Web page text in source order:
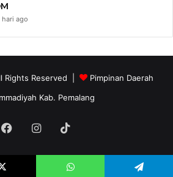
hari ago
Rights Reserved |
Pimpinan Daerah
Kab. Pemalang
FacebookInstagram